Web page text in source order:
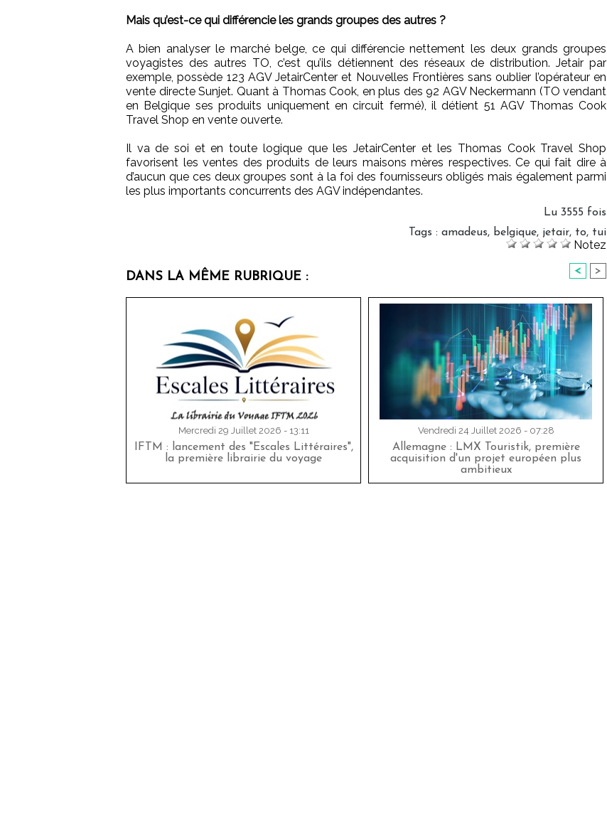
Mais qu’est-ce qui différencie les grands groupes des autres ?
A bien analyser le marché belge, ce qui différencie nettement les deux grands groupes
voyagistes des autres TO, c’est qu’ils détiennent des réseaux de distribution. Jetair par
exemple, possède 123 AGV JetairCenter et Nouvelles Frontières sans oublier l’opérateur en
vente directe Sunjet. Quant à Thomas Cook, en plus des 92 AGV Neckermann (TO vendant
en Belgique ses produits uniquement en circuit fermé), il détient 51 AGV Thomas Cook
Travel Shop en vente ouverte.
Il va de soi et en toute logique que les JetairCenter et les Thomas Cook Travel Shop
favorisent les ventes des produits de leurs maisons mères respectives. Ce qui fait dire à
d’aucun que ces deux groupes sont à la foi des fournisseurs obligés mais également parmi
les plus importants concurrents des AGV indépendantes.
Lu 3555 fois
Tags : amadeus, belgique, jetair, to, tui
Notez
DANS LA MÊME RUBRIQUE : < >
Mercredi 29 Juillet 2026 - 13:11
IFTM : lancement des "Escales Littéraires",
la première librairie du voyage
Vendredi 24 Juillet 2026 - 07:28
Allemagne : LMX Touristik, première
acquisition d'un projet européen plus
ambitieux